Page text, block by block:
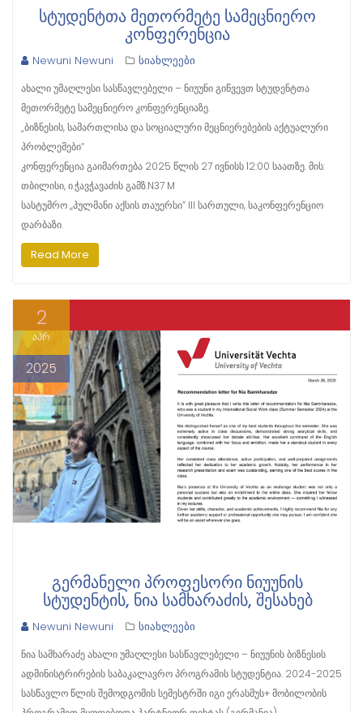
ᲡᲢᲣᲓᲔᲜᲢᲗᲐ ᲛᲔᲗᲝᲠᲛᲔᲢᲔ ᲡᲐᲛᲔᲪᲜᲘᲔᲠᲝ
ᲙᲝᲜᲤᲔᲠᲔᲜᲪᲘᲐ
Newuni Newuni სიახლეები
ახალი უმაღლესი სასწავლებელი – ნიუუნი გიწვევთ სტუდენტთა
მეთორმეტე სამეცნიერო კონფერენციაზე.
„ბიზნესის, სამართლისა და სოციალური მეცნიერებების აქტუალური
პრობლემები“
კონფერენცია გაიმართება 2025 წლის 27 ივნისს 12:00 საათზე. მის:
თბილისი, ი.ჭავჭავაძის გამზ.N37 M
სასტუმრო ,,პულმანი აქსის თაუერსი” III სართული, საკონფერენციო
დარბაზი.
Read More
2
აპრ
2025
ᲒᲔᲠᲛᲐᲜᲔᲚᲘ ᲞᲠᲝᲤᲔᲡᲝᲠᲘ ᲜᲘᲣᲣᲜᲘᲡ
ᲡᲢᲣᲓᲔᲜᲢᲘᲡ, ᲜᲘᲐ ᲡᲐᲛᲮᲐᲠᲐᲫᲘᲡ, ᲨᲔᲡᲐᲮᲔᲑ
Newuni Newuni სიახლეები
ნია სამხარაძე ახალი უმაღლესი სასწავლებელი – ნიუუნის ბიზნესის
ადმინისტრირების საბაკალავრო პროგრამის სტუდენტია. 2024-2025
სასწავლო წლის შემოდგომის სემესტრში იგი ერასმუს+ მობილობის